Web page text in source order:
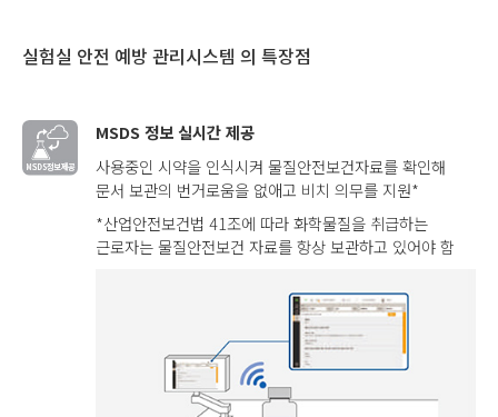
실험실 안전 예방 관리시스템 의 특장점
MSDS 정보 실시간 제공
사용중인 시약을 인식시켜 물질안전보건자료를 확인해
문서 보관의 번거로움을 없애고 비치 의무를 지원*
*산업안전보건법 41조에 따라 화학물질을 취급하는
근로자는 물질안전보건 자료를 항상 보관하고 있어야 함